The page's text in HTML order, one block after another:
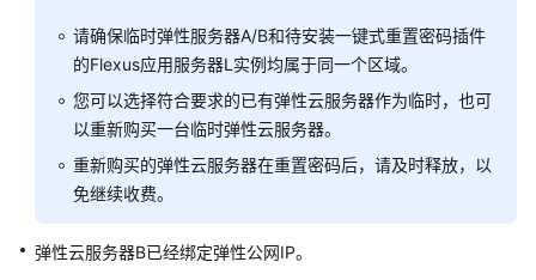
题
产
品
询
费
请确保临时弹性服务器A/B和待安装一键式重置密码插件
的Flexus应用服务器L实例均属于同一个区域。
您可以选择符合要求的已有弹性云服务器作为临时，也可
以重新购买一台临时弹性云服务器。
重新购买的弹性云服务器在重置密码后，请及时释放，以
免继续收费。
弹性云服务器B已经绑定弹性公网IP。